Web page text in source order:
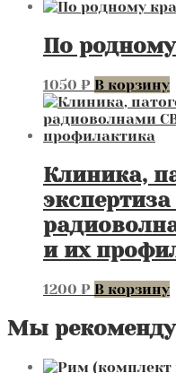
По
1050 ₽ В корзину
Клиника,
и их
1200 ₽ В корзину
Мы